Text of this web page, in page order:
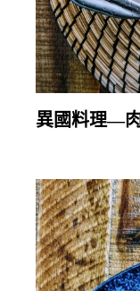
繼續閱讀
異國料理—